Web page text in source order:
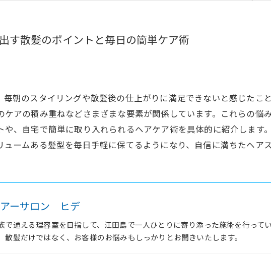
す散髪のポイントと毎日の簡単ケア術
朝のスタイリングや散髪後の仕上がりに満足できないと感じたこ
ケアの積み重ねなどさまざまな要素が関係しています。これらの
や、自宅で簡単に取り入れられるヘアケア術を具体的に紹介します
ームある髪型を毎日手軽に保てるようになり、自信に満ちたヘア
ーサロン ヒデ
で通える理容室を目指して、江田島で一人ひとりに寄り添った施術を行って
散髪だけではなく、お客様のお悩みもしっかりとお聞きいたします。